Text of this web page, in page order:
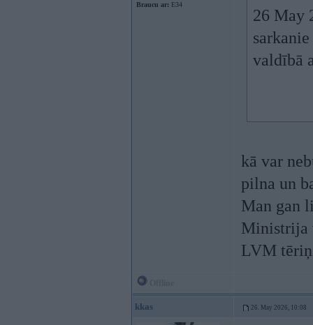
Braucu ar: E34
26 May
valdībā
kā var
pilna un
Man gan
Ministrija
LVM
kkas 26. May 2026, 10:08